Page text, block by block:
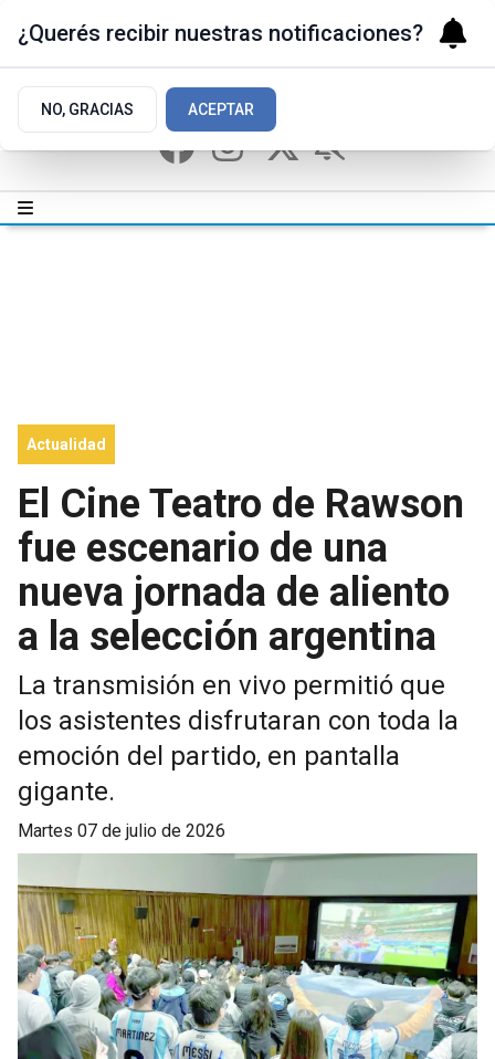
Actualidad
El Cine Teatro de Rawson
fue escenario de una
nueva jornada de aliento
a la selección argentina
La transmisión en vivo permitió que
los asistentes disfrutaran con toda la
emoción del partido, en pantalla
gigante.
martes 07 de julio de 2026
¿Querés recibir nuestras notificaciones?
NO, GRACIAS ACEPTAR